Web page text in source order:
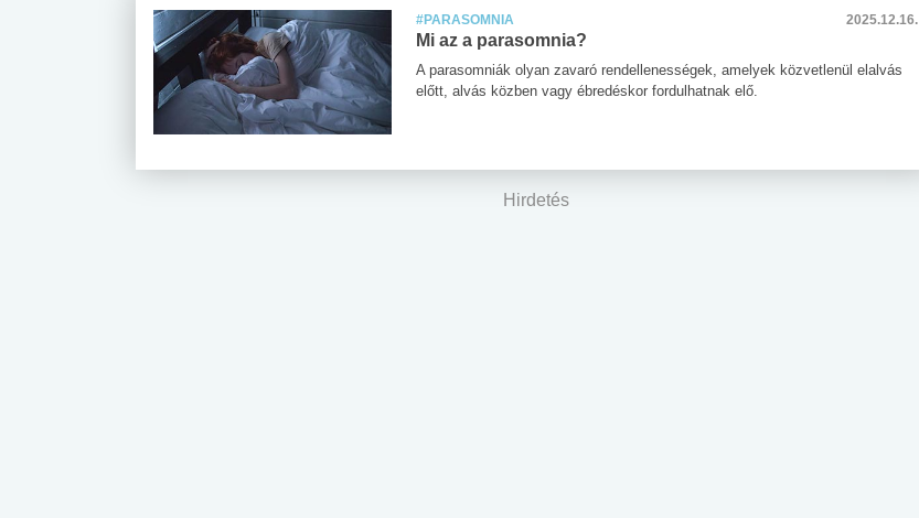
#PARASOMNIA 2025.12.16.
Mi az a parasomnia?
A parasomniák olyan zavaró rendellenességek, amelyek közvetlenül elalvás
előtt, alvás közben vagy ébredéskor fordulhatnak elő.
Hirdetés